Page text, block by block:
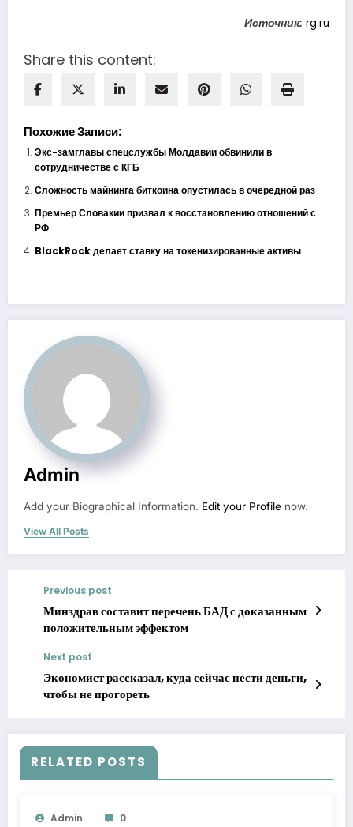
Источник: rg.ru
Share this content:
Похожие Записи:
Экс-замглавы спецслужбы Молдавии обвинили в
сотрудничестве с КГБ
Сложность майнинга биткоина опустилась в очередной раз
Премьер Словакии призвал к восстановлению отношений с
РФ
BlackRock делает ставку на токенизированные активы
Admin
Add your Biographical Information. Edit your Profile now.
View All Posts
Previous post
Минздрав составит перечень БАД с доказанным
положительным эффектом
Next post
Экономист рассказал, куда сейчас нести деньги,
чтобы не прогореть
RELATED POSTS
Admin 0